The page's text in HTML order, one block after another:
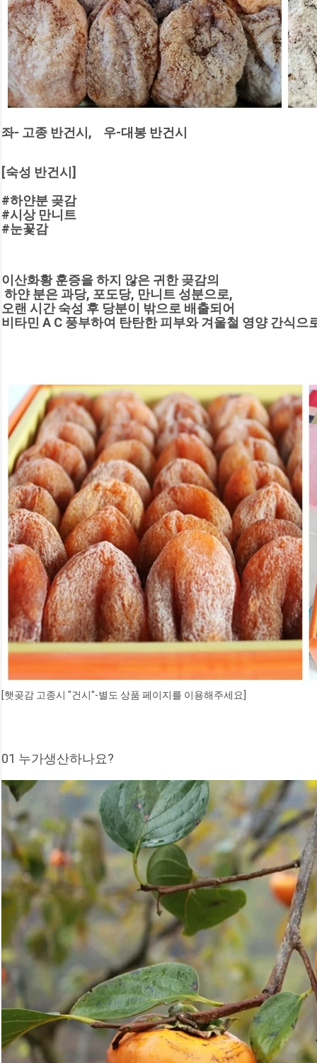
좌- 고종 반건시,    우-대봉 반건시
[숙성 반건시]
#하얀분 곶감
#시상 만니트
#눈꽃감
이산화황 훈증을 하지 않은 귀한 곶감의
하얀 분은 과당, 포도당, 만니트 성분으로,
오랜 시간 숙성 후 당분이 밖으로 배출되어
비타민 A C 풍부하여 탄탄한 피부와 겨울철 영양 간식으
[햇곶감 고종시 "건시"-별도 상품 페이지를 이용해주세요]
01 누가생산하나요?